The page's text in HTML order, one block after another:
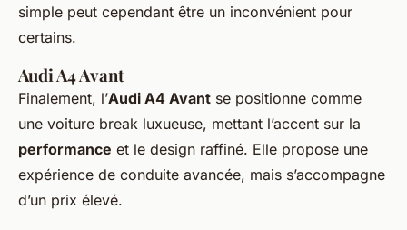
simple peut cependant être un inconvénient pour
certains.
Audi A4 Avant
Finalement, l’Audi A4 Avant se positionne comme
une voiture break luxueuse, mettant l’accent sur la
performance et le design raffiné. Elle propose une
expérience de conduite avancée, mais s’accompagne
d’un prix élevé.